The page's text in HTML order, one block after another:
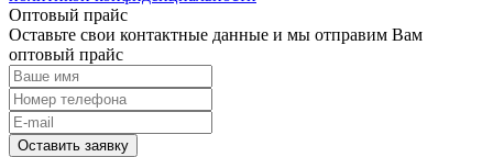
Оптовый прайс
Оставьте свои контактные данные и мы отправим Вам
оптовый прайс